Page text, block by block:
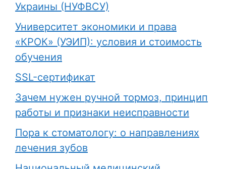
Украины (НУФВСУ)
Университет экономики и права
«КРОК» (УЭИП): условия и стоимость
обучения
SSL-сертификат
Зачем нужен ручной тормоз, принцип
работы и признаки неисправности
Пора к стоматологу: о направлениях
лечения зубов